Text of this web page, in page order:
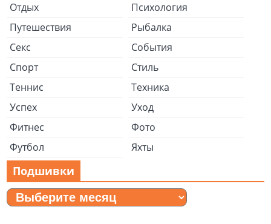
Отдых
Психология
Путешествия
Рыбалка
Секс
События
Спорт
Стиль
Теннис
Техника
Успех
Уход
Фитнес
Фото
Футбол
Яхты
Подшивки
Подшивки